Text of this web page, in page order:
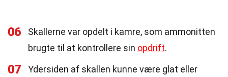
06
Skallerne var opdelt i kamre, som ammonitten
brugte til at kontrollere sin opdrift.
07
Ydersiden af skallen kunne være glat eller